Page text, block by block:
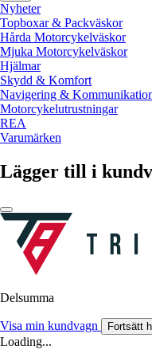
Nyheter
Topboxar & Packväskor
Hårda Motorcykelväskor
Mjuka Motorcykelväskor
Hjälmar
Skydd & Komfort
Navigering &
Motorcykelutrustningar
REA
Varumärken
Lägger till i
Delsumma
Visa min kundvagn Fortsätt
Loading...